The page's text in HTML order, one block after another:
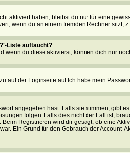
aktiviert haben, bleibst du nur für eine
wenn du an einem fremden Rechner sitzt,
Liste auftaucht?
wenn du diese aktivierst, können dich nur
auf der Loginseite auf Ich habe mein
angegeben hast. Falls sie stimmen, gibt
folgen. Falls dies nicht der Fall ist,
Registrieren wird dir gesagt, ob eine
Ein Grund für den Gebrauch der